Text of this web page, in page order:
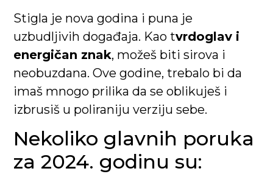
Stigla je nova godina i puna je
uzbudljivih događaja. Kao tvrdoglav i
energičan znak, možeš biti sirova i
neobuzdana. Ove godine, trebalo bi da
imaš mnogo prilika da se oblikuješ i
izbrusiš u poliraniju verziju sebe.
Nekoliko glavnih poruka
za 2024. godinu su: